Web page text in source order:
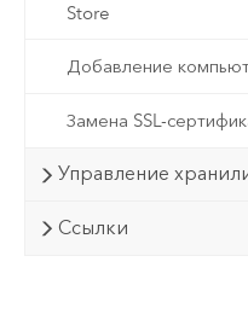
Store
Добавление
Замена SSL-
Управление
Ссылки